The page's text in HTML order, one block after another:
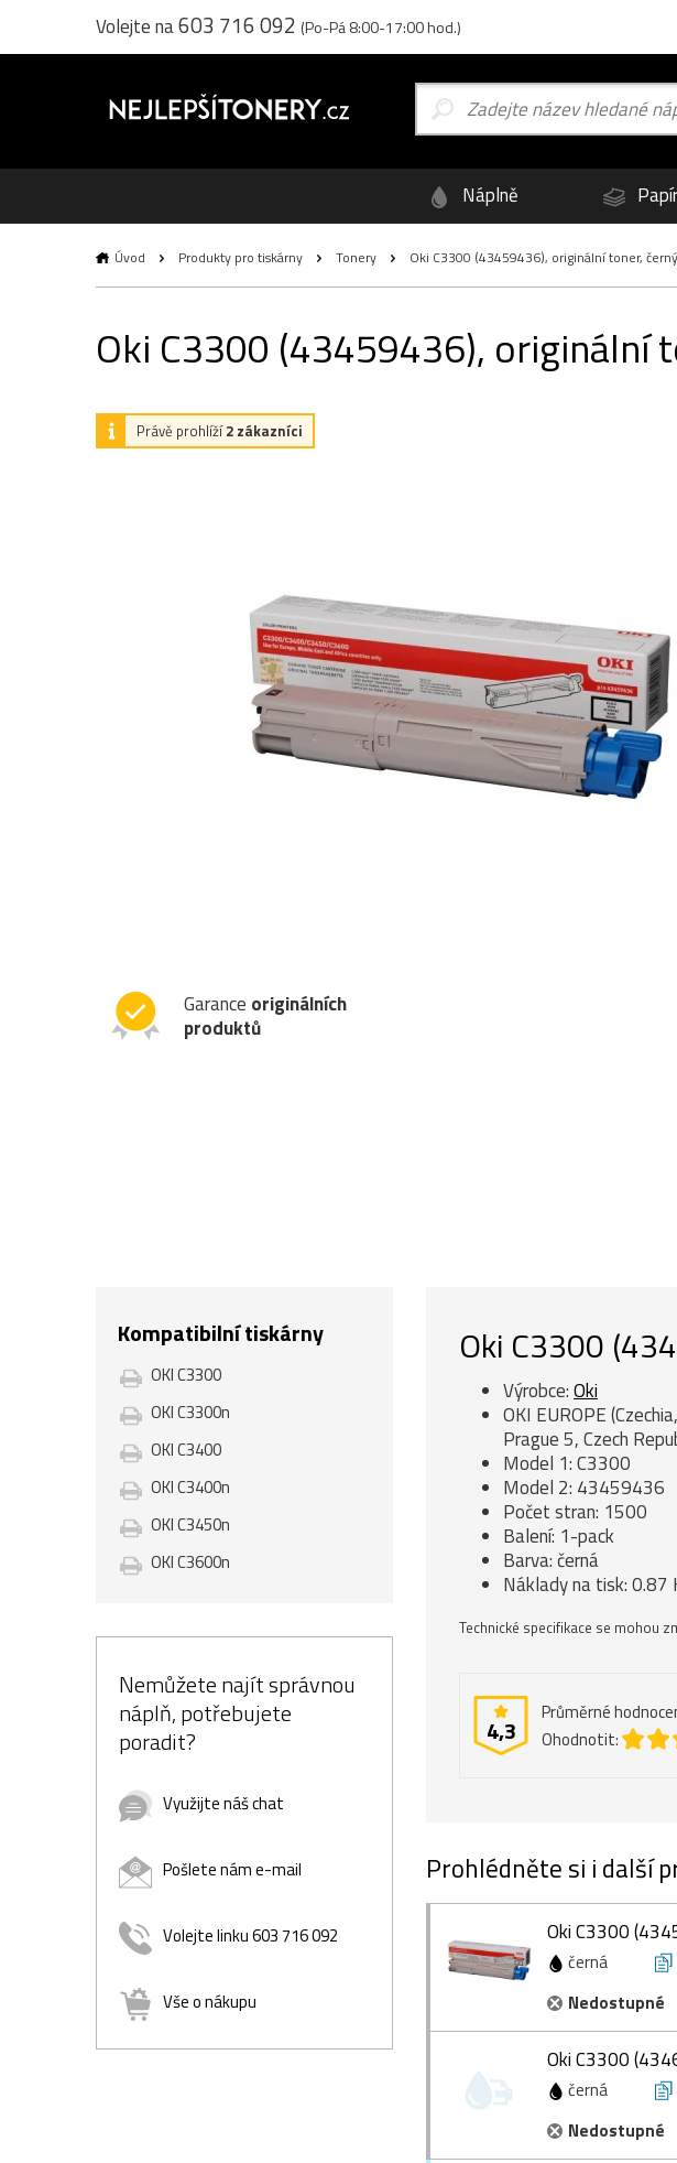
Volejte na603 716 092 (Po-Pá 8:00-17:00 hod.)
Náplně
Úvod Produkty pro tiskárny Tonery Oki C3300 (43459436), originální toner,
Oki C3300 (43459436), originální
Právě prohlíží2 zákazníci
Garance originálních
produktů
Kompatibilní tiskárny
OKI C3300
OKI C3300n
OKI C3400
OKI C3400n
OKI C3450n
OKI C3600n
Nemůžete najít správnou
náplň, potřebujete
poradit?
Využijte náš chat
Pošlete nám e-mail
Volejte linku 603 716 092
Vše o nákupu
Oki C3300
Výrobce:Oki
OKI EUROPE
Prague 5, Czech
Model 1: C3300
Model 2: 43459436
Počet stran: 1500
Balení: 1-pack
Barva: černá
Náklady na tisk: 0.87
Technické specifikace se mohou
4,3
Průměrné
Ohodnotit:
Prohlédněte si i další
Oki C3300
černá
Nedostupné
Oki C3300
černá
Nedostupné